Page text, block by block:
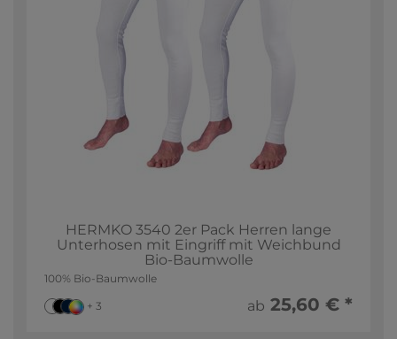
HERMKO 3540 2er Pack Herren lange
Unterhosen mit Eingriff mit Weichbund
Bio-Baumwolle
100% Bio-Baumwolle
+ 3 ab 25,60 € *